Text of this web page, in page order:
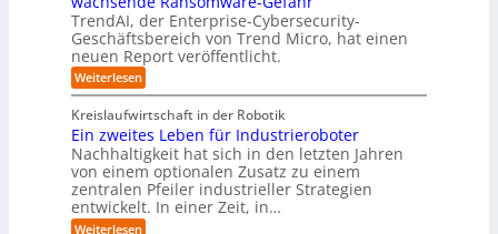
g
e
n
m
a
t
i
s
i
e
r
u
n
g
s
E
c
o
s
y
s
t
e
m
o
e
i
t
e
r
n
g
e
g
e
n
b
e
n
i
i
d
e
r
O
r
i
e
n
i
e
u
s
t
r
i
a
l
A
I
i
n
S
P
:
TrendAI, der Enterprise-Cybersecurity-
Geschäftsbereich von Trend Micro, hat einen
neuen Report veröffentlicht.
Weiterlesen:
T
r
e
n
d
A
-
R
Kreislaufwirtschaft in der Robotik
Ein zweites Leben für Industrieroboter
Nachhaltigkeit hat sich in den letzten Jahren
von einem optionalen Zusatz zu einem
zentralen Pfeiler industrieller Strategien
entwickelt. In einer Zeit, in…
Weiterlesen: